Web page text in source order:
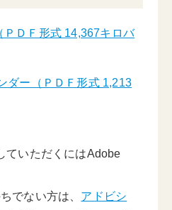
ＰＤＦ形式 14,367キロバ
ダー（ＰＤＦ形式 1,213
ていただくにはAdobe
でない方は、 アドビシ